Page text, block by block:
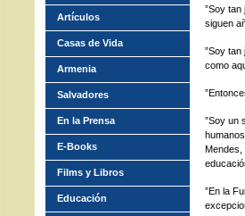
”Soy
siguen
”Soy tan
como
”Soy un
Mendes,
”En la
Artículos
Casas de Vida
Armenia
Salvadores
En la Prensa
E-Books
Films y Libros
Educación